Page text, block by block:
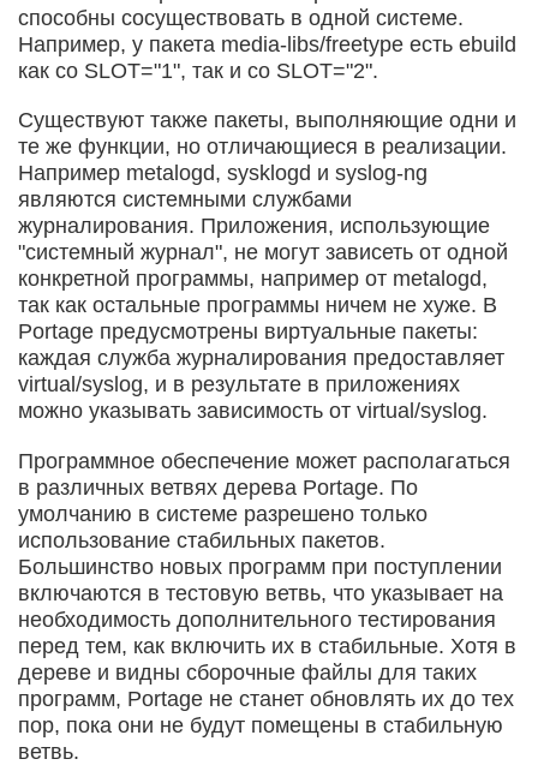
способны сосуществовать в одной системе.
Например, у пакета media-libs/freetype есть ebuild
как со SLOT="1", так и со SLOT="2".
Существуют также пакеты, выполняющие одни и
те же функции, но отличающиеся в реализации.
Например metalogd, sysklogd и syslog-ng
являются системными службами
журналирования. Приложения, использующие
"системный журнал", не могут зависеть от одной
конкретной программы, например от metalogd,
так как остальные программы ничем не хуже. В
Portage предусмотрены виртуальные пакеты:
каждая служба журналирования предоставляет
virtual/syslog, и в результате в приложениях
можно указывать зависимость от virtual/syslog.
Программное обеспечение может располагаться
в различных ветвях дерева Portage. По
умолчанию в системе разрешено только
использование стабильных пакетов.
Большинство новых программ при поступлении
включаются в тестовую ветвь, что указывает на
необходимость дополнительного тестирования
перед тем, как включить их в стабильные. Хотя в
дереве и видны сборочные файлы для таких
программ, Portage не станет обновлять их до тех
пор, пока они не будут помещены в стабильную
ветвь.